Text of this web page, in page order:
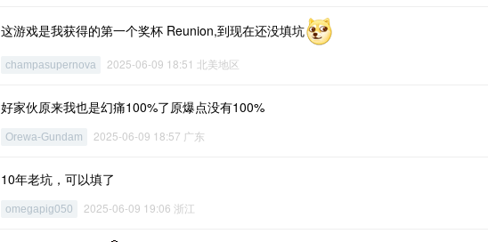
这游戏是我获得的第一个奖杯 Reunion,到现在还没填坑
champasupernova 2025-06-09 18:51 北美地区
好家伙原来我也是幻痛100%了原爆点没有100%
Orewa-Gundam 2025-06-09 18:57 广东
10年老坑，可以填了
omegapig050 2025-06-09 19:06 浙江